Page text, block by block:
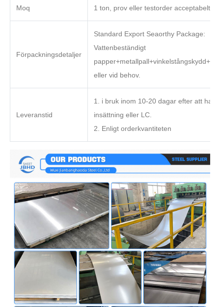
Moq 1 ton, prov eller testorder acceptabelt
Förpackningsdetaljer
Standard Export Seaorthy Package:
Vattenbeständigt
eller vid behov.
Leveranstid
1. i bruk inom 10-20 dagar efter att ha
insättning eller LC.
2. Enligt orderkvantiteten